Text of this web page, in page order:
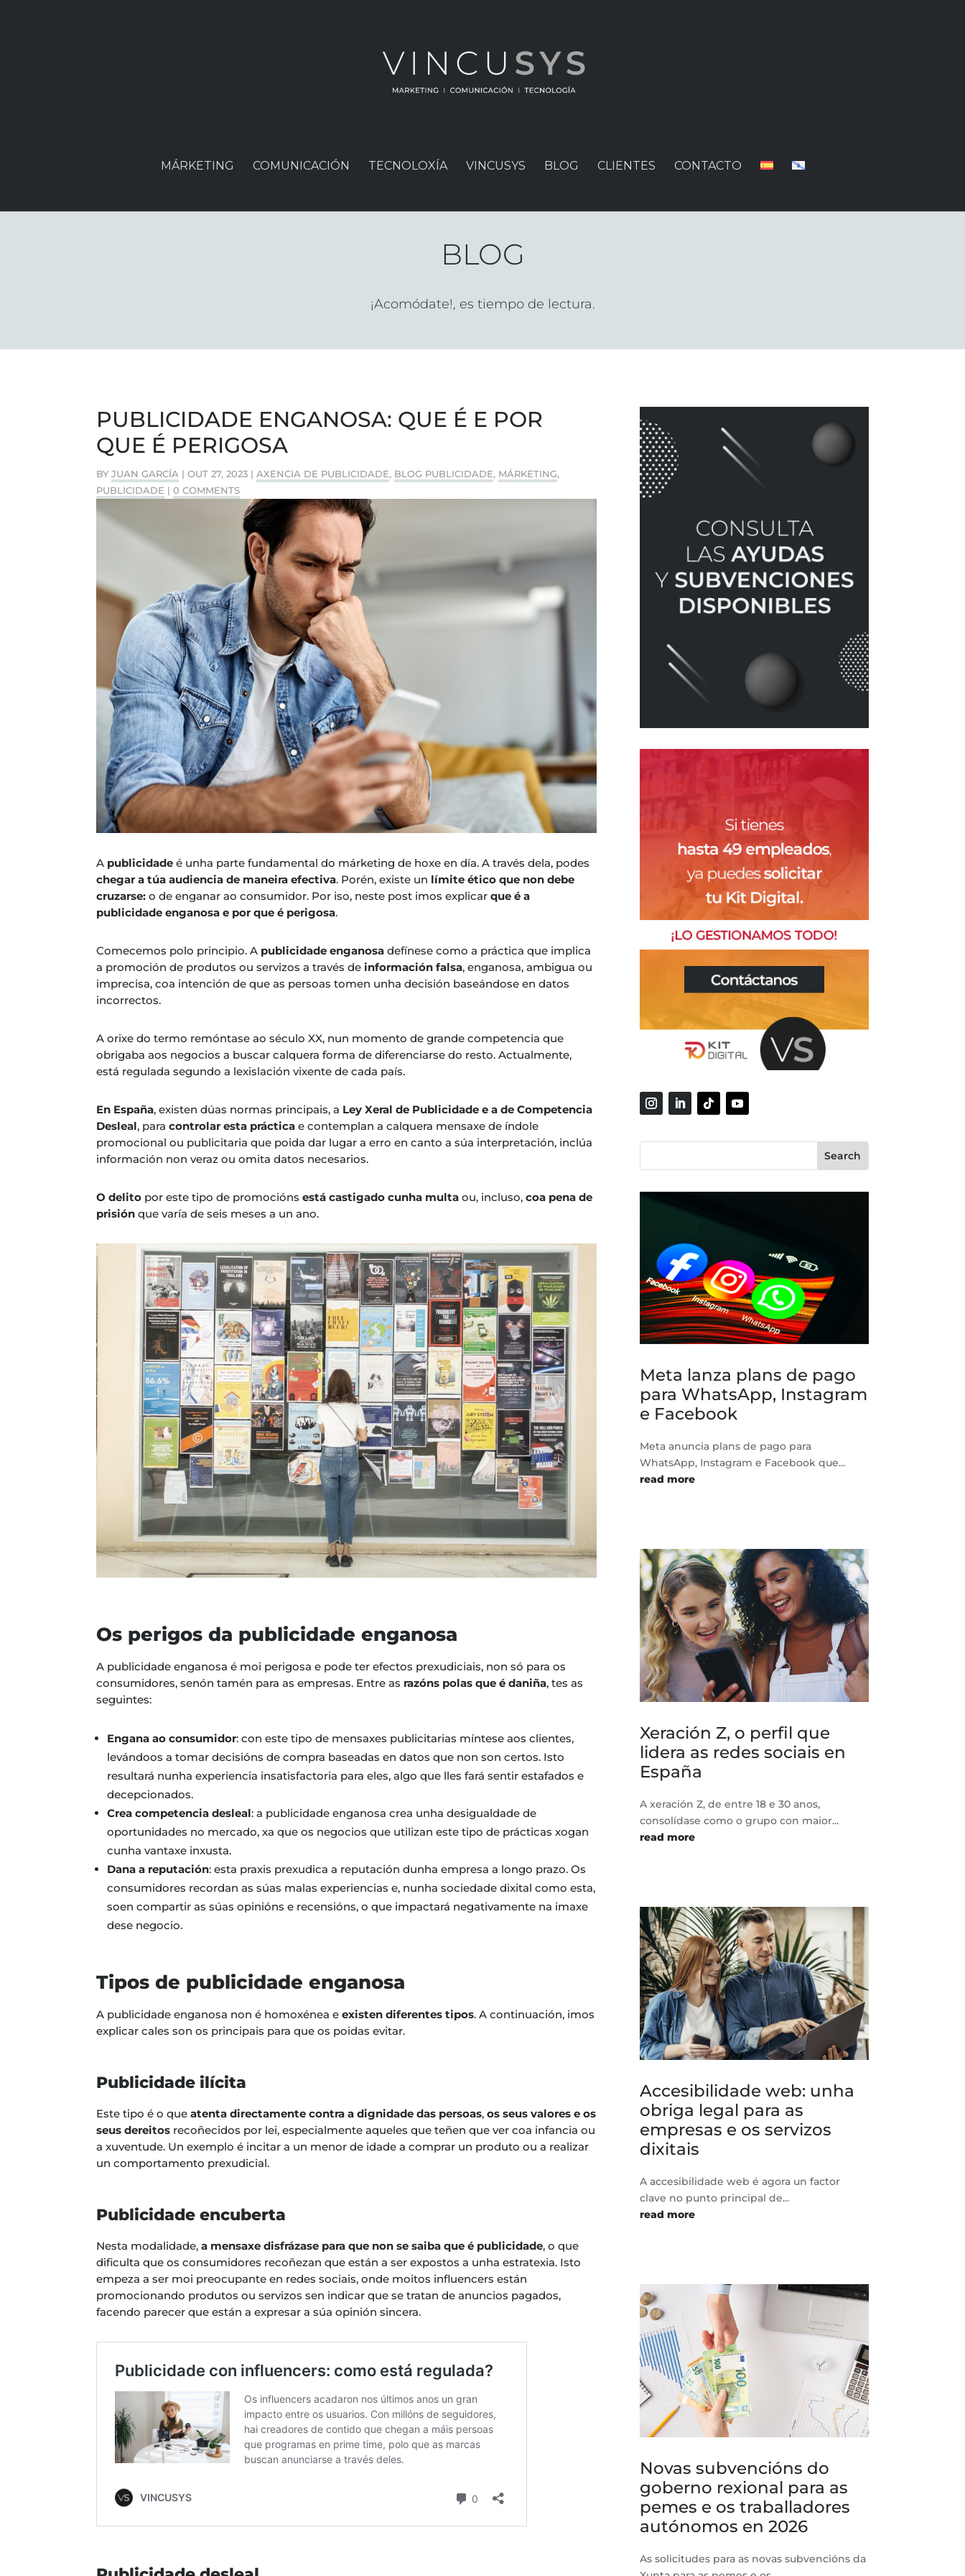
MÁRKETING COMUNICACIÓN TECNOLOXÍA VINCUSYS BLOG CLIENTES CONTACTO
BLOG
¡Acomódate!, es tiempo de lectura.
PUBLICIDADE ENGANOSA: QUE É E POR
QUE É PERIGOSA
BYJUAN GARCÍA |OUT 27, 2023 |AXENCIA DE PUBLICIDADE, BLOG PUBLICIDADE, MÁRKETING,
PUBLICIDADE |0 COMMENTS
A publicidade é unha parte fundamental do márketing de hoxe en día. A través dela, podes
chegar a túa audiencia de maneira efectiva. Porén, existe un límite ético que non debe
cruzarse: o de enganar ao consumidor. Por iso, neste post imos explicarque é a
publicidade enganosa e por que é perigosa.
Comecemos polo principio. A publicidade enganosa defínese como a práctica que implica
a promoción de produtos ou servizos a través deinformación falsa, enganosa, ambigua ou
imprecisa, coa intención de que as persoas tomen unha decisión baseándose en datos
incorrectos.
A orixe do termo remóntase ao século XX, nun momento de grande competencia que
obrigaba aos negocios a buscar calquera forma de diferenciarse do resto. Actualmente,
está regulada segundo a lexislación vixente de cada país.
En España, existen dúas normas principais, a Ley Xeral de Publicidade e a de Competencia
Desleal, paracontrolar esta práctica e contemplan a calquera mensaxe de índole
promocional ou publicitaria que poida dar lugar a erro en canto a súa interpretación, inclúa
información non veraz ou omita datos necesarios.
O delito por este tipo de promociónsestá castigado cunha multa ou, incluso,coa pena de
prisión que varía de seis meses a un ano.
Os perigos da publicidade enganosa
A publicidade enganosa é moi perigosa e pode ter efectos prexudiciais, non só para os
consumidores, senón tamén para as empresas. Entre as razóns polas que é daniña, tes as
seguintes:
Engana ao consumidor: con este tipo de mensaxes publicitarias míntese aos clientes,
levándoos a tomar decisións de compra baseadas en datos que non son certos. Isto
resultará nunha experiencia insatisfactoria para eles, algo que lles fará sentir estafados e
decepcionados.
Crea competencia desleal: a publicidade enganosa crea unha desigualdade de
oportunidades no mercado, xa que os negocios que utilizan este tipo de prácticas xogan
cunha vantaxe inxusta.
Dana a reputación: esta praxis prexudica a reputación dunha empresa a longo prazo. Os
consumidores recordan as súas malas experiencias e, nunha sociedade dixital como esta,
soen compartir as súas opinións e recensións, o que impactará negativamente na imaxe
dese negocio.
Tipos de publicidade enganosa
A publicidade enganosa non é homoxénea eexisten diferentes tipos. A continuación, imos
explicar cales son os principais para que os poidas evitar.
Publicidade ilícita
Este tipo é o queatenta directamente contra a dignidade das persoas,os seus valores e os
seus dereitos recoñecidos por lei, especialmente aqueles que teñen que ver coa infancia ou
a xuventude. Un exemplo é incitar a un menor de idade a comprar un produto ou a realizar
un comportamento prexudicial.
Publicidade encuberta
Nesta modalidade,a mensaxe disfrázase para que non se saiba que é publicidade, o que
dificulta que os consumidores recoñezan que están a ser expostos a unha estratexia. Isto
empeza a ser moi preocupante en redes sociais, onde moitos influencers están
promocionando produtos ou servizos sen indicar que se tratan de anuncios pagados,
facendo parecer que están a expresar a súa opinión sincera.
Meta lanza plans de pago
para WhatsApp, Instagram
e Facebook
Meta anuncia plans de pago para
WhatsApp, Instagram e Facebook que...
read more
Xeración Z, o perfil que
lidera as redes sociais en
España
A xeración Z, de entre 18 e 30 anos,
consolídase como o grupo con maior...
read more
Accesibilidade web: unha
obriga legal para as
empresas e os servizos
dixitais
A accesibilidade web é agora un factor
clave no punto principal de...
read more
Novas subvencións do
goberno rexional para as
pemes e os traballadores
autónomos en 2026
As solicitudes para as novas subvencións da